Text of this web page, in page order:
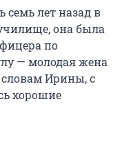
лет назад в
она была
по
— молодая жена
словам Ирины, с
хорошие